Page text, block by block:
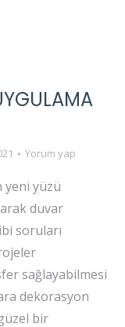
Yorum yap
yeni yüzü
duvar
soruları
sağlayabilmesi
dekorasyon
bir